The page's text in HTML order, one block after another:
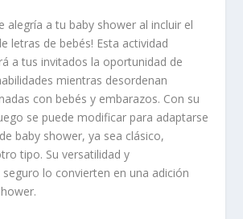
alegría a tu baby shower al incluir el
letras de bebés! Esta actividad
a tus invitados la oportunidad de
mientras desordenan
con bebés y embarazos. Con su
se puede modificar para adaptarse
baby shower, ya sea clásico,
tipo. Su versatilidad y
lo convierten en una adición